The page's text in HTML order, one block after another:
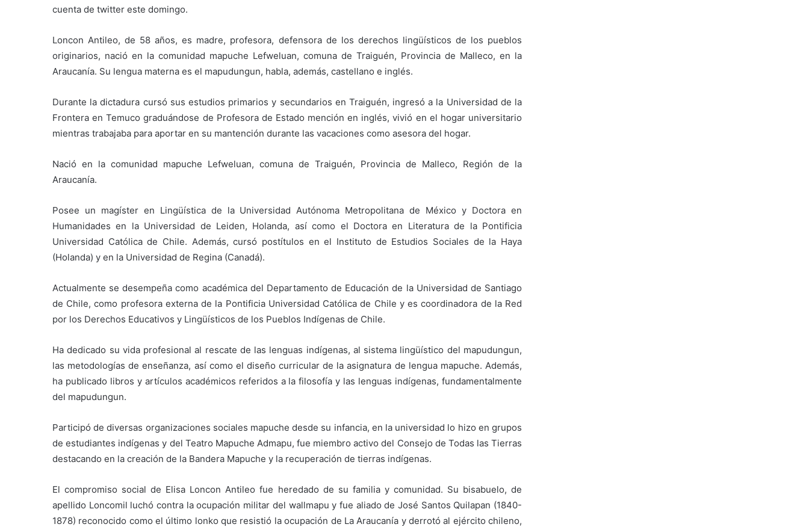
cuenta de twitter este domingo.
Loncon Antileo, de 58 años, es madre, profesora, defensora de los derechos lingüísticos de los pueblos
originarios, nació en la comunidad mapuche Lefweluan, comuna de Traiguén, Provincia de Malleco, en la
Araucanía. Su lengua materna es el mapudungun, habla, además, castellano e inglés.
Durante la dictadura cursó sus estudios primarios y secundarios en Traiguén, ingresó a la Universidad de la
Frontera en Temuco graduándose de Profesora de Estado mención en inglés, vivió en el hogar universitario
mientras trabajaba para aportar en su mantención durante las vacaciones como asesora del hogar.
Nació en la comunidad mapuche Lefweluan, comuna de Traiguén, Provincia de Malleco, Región de la
Araucanía.
Posee un magíster en Lingüística de la Universidad Autónoma Metropolitana de México y Doctora en
Humanidades en la Universidad de Leiden, Holanda, así como el Doctora en Literatura de la Pontificia
Universidad Católica de Chile. Además, cursó postítulos en el Instituto de Estudios Sociales de la Haya
(Holanda) y en la Universidad de Regina (Canadá).
Actualmente se desempeña como académica del Departamento de Educación de la Universidad de Santiago
de Chile, como profesora externa de la Pontificia Universidad Católica de Chile y es coordinadora de la Red
por los Derechos Educativos y Lingüísticos de los Pueblos Indígenas de Chile.
Ha dedicado su vida profesional al rescate de las lenguas indígenas, al sistema lingüístico del mapudungun,
las metodologías de enseñanza, así como el diseño curricular de la asignatura de lengua mapuche. Además,
ha publicado libros y artículos académicos referidos a la filosofía y las lenguas indígenas, fundamentalmente
del mapudungun.
Participó de diversas organizaciones sociales mapuche desde su infancia, en la universidad lo hizo en grupos
de estudiantes indígenas y del Teatro Mapuche Admapu, fue miembro activo del Consejo de Todas las Tierras
destacando en la creación de la Bandera Mapuche y la recuperación de tierras indígenas.
El compromiso social de Elisa Loncon Antileo fue heredado de su familia y comunidad. Su bisabuelo, de
apellido Loncomil luchó contra la ocupación militar del wallmapu y fue aliado de José Santos Quilapan (1840-
1878) reconocido como el último lonko que resistió la ocupación de La Araucanía y derrotó al ejército chileno,